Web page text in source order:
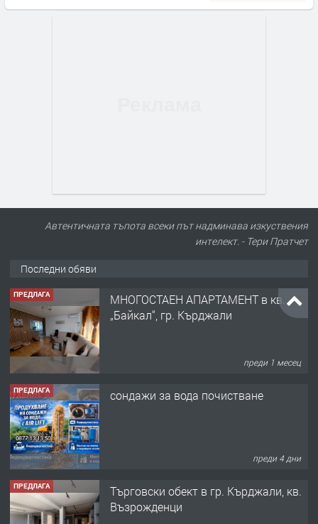
Автентичната тъпота всеки път надминава изкуствения
интелект. - Тери Пратчет
Последни обяви
ПРЕДЛАГА сондажи за вода почистване
преди 4 дни
ПРЕДЛАГА
Tърговски обект в гр. Кърджали, кв.
преди 5 месеца
ПРЕДЛАГА търсим общ работник